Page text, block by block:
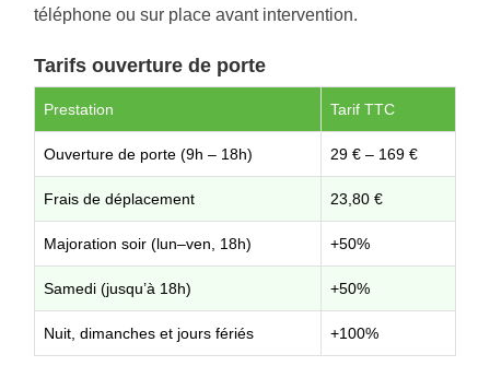
téléphone ou sur place avant intervention.
Tarifs ouverture de porte
Prestation Tarif TTC
Ouverture de porte (9h – 18h) 29 € – 169 €
Frais de déplacement 23,80 €
Majoration soir (lun–ven, 18h) +50%
Samedi (jusqu’à 18h) +50%
Nuit, dimanches et jours fériés +100%